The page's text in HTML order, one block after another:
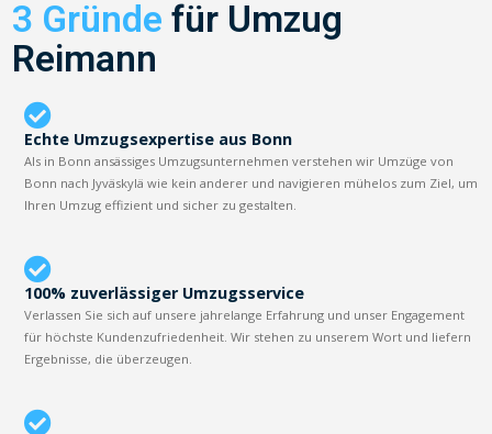
3 Gründe für Umzug
Reimann
Echte Umzugsexpertise aus Bonn
Als in Bonn ansässiges Umzugsunternehmen verstehen wir Umzüge von
Bonn nach Jyväskylä wie kein anderer und navigieren mühelos zum Ziel, um
Ihren Umzug effizient und sicher zu gestalten.
100% zuverlässiger Umzugsservice
Verlassen Sie sich auf unsere jahrelange Erfahrung und unser Engagement
für höchste Kundenzufriedenheit. Wir stehen zu unserem Wort und liefern
Ergebnisse, die überzeugen.